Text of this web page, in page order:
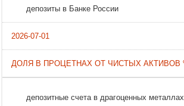
депозиты в Банке России
депозитные счета в драгоценных металлах